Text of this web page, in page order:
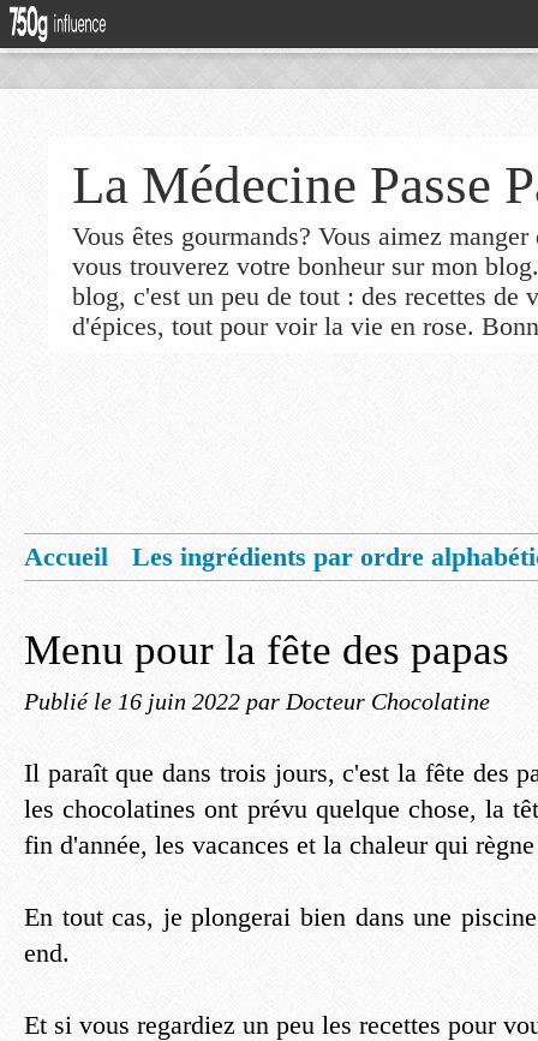
La Médecine Passe
Vous êtes gourmands? Vous aimez
vous trouverez votre bonheur sur mon
blog, c'est un peu de tout : des recettes de
d'épices, tout pour voir la vie en rose.
Accueil
Les ingrédients par ordre
Menu pour la fête des papas
Publié le 16 juin 2022 par Docteur Chocolatine
Il paraît que dans trois jours, c'est la fête des
les chocolatines ont prévu quelque chose, la
fin d'année, les vacances et la chaleur qui
En tout cas, je plongerai bien dans une
end.
Et si vous regardiez un peu les recettes pour